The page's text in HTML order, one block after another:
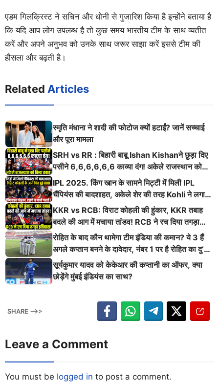
एडम गिलक्रिस्ट ने सचिन और धोनी से गुजारिश किया है इन्होंने बताया है
कि यदि आप लोग उपलब्ध है तो कुछ समय भारतीय टीम के साथ व्यतीत
करें और अपने अनुभव को उनके साथ जरूर साझा करें इससे टीम की
हौसला और बढ़ती है।
Related Articles
स्मृति मंधाना ने शादी की फोटोज क्यों हटाईं? जानें सच्चाई
और पूरा मामला
SRH vs RR : बिहारी बाबू Ishan Kishanने छुड़ा दिए
पसीने 6,6,6,6,6,6 काव्या दंग! अकेले राजस्थान को
किया तबाह!
IPL 2025. किंग खान के सामने मिट्टी में मिली IPL
चैंपियंस की बादशाहत, अकेले शेर की तरह Kohli ने लगाई
ऐसी दहाड़
KKR vs RCB: विराट कोहली की हुंकार, KKR तबाह
बदले की आग में मचाया तांडव! RCB ने रच दिया तगड़ा
इतिहास
रोहित के बाद कौन थामेगा टीम इंडिया की कमान? ये 3 हैं
अगले कप्तान बनने के दावेदार, नंबर 1 पर है रोहित का दु’
श्मन
सूर्यकुमार यादव को केकेआर की कप्तानी का ऑफर, क्या
छोड़ेंगे मुंबई इंडियंस का साथ?
SHARE -->>
Leave a Comment
You must be logged in to post a comment.